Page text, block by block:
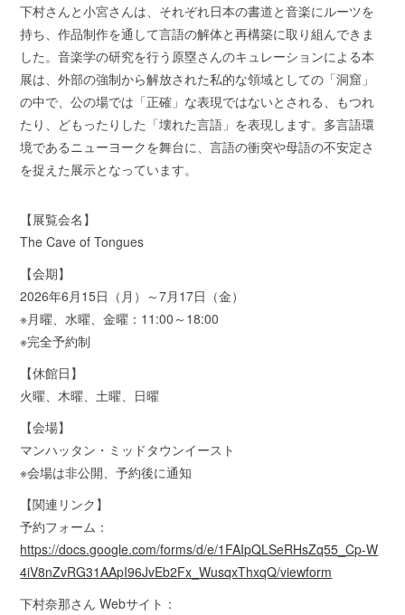
下村さんと小宮さんは、それぞれ日本の書道と音楽にルーツを
持ち、作品制作を通して言語の解体と再構築に取り組んできま
した。音楽学の研究を行う原塁さんのキュレーションによる本
展は、外部の強制から解放された私的な領域としての「洞窟」
の中で、公の場では「正確」な表現ではないとされる、もつれ
たり、どもったりした「壊れた言語」を表現します。多言語環
境であるニューヨークを舞台に、言語の衝突や母語の不安定さ
を捉えた展示となっています。
【展覧会名】
The Cave of Tongues
【会期】
2026年6月15日（月）～7月17日（金）
※月曜、水曜、金曜：11:00～18:00
※完全予約制
【休館日】
火曜、木曜、土曜、日曜
【会場】
マンハッタン・ミッドタウンイースト
※会場は非公開、予約後に通知
【関連リンク】
予約フォーム：
https://docs.google.com/forms/d/e/1FAIpQLSeRHsZq55_Cp-W
4iV8nZvRG31AApI96JvEb2Fx_WusqxThxqQ/viewform
下村奈那さん Webサイト：